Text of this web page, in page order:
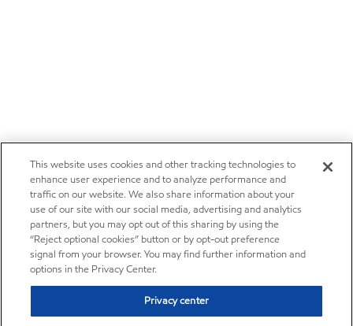
This website uses cookies and other tracking technologies to
enhance user experience and to analyze performance and
traffic on our website. We also share information about your
use of our site with our social media, advertising and analytics
partners, but you may opt out of this sharing by using the
“Reject optional cookies” button or by opt-out preference
signal from your browser. You may find further information and
options in the Privacy Center.
Privacy center